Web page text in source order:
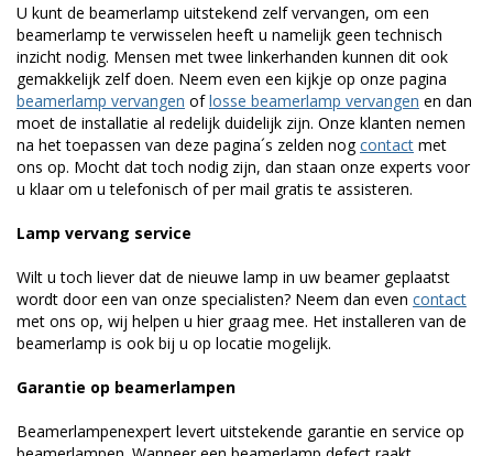
U kunt de beamerlamp uitstekend zelf vervangen, om een
beamerlamp te verwisselen heeft u namelijk geen technisch
inzicht nodig. Mensen met twee linkerhanden kunnen dit ook
gemakkelijk zelf doen. Neem even een kijkje op onze pagina
beamerlamp vervangen oflosse beamerlamp vervangen en dan
moet de installatie al redelijk duidelijk zijn. Onze klanten nemen
na het toepassen van deze pagina´s zelden nogcontact met
ons op. Mocht dat toch nodig zijn, dan staan onze experts voor
u klaar om u telefonisch of per mail gratis te assisteren.
Lamp vervang service
Wilt u toch liever dat de nieuwe lamp in uw beamer geplaatst
wordt door een van onze specialisten? Neem dan even contact
met ons op, wij helpen u hier graag mee. Het installeren van de
beamerlamp is ook bij u op locatie mogelijk.
Garantie op beamerlampen
Beamerlampenexpert levert uitstekende garantie en service op